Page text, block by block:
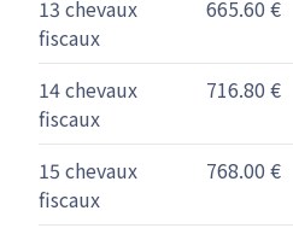
13 chevaux
fiscaux
665.60 €
14 chevaux
fiscaux
716.80 €
15 chevaux
fiscaux
768.00 €